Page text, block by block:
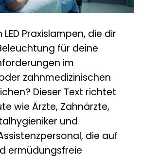
Praxislampen, die dir
für deine
im
zahnmedizinischen
Dieser Text richtet
wie Ärzte, Zahnärzte,
und
die auf
ermüdungsfreie